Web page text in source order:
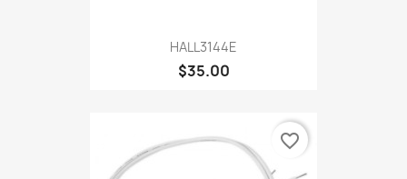
HALL3144E
$35.00
favorite_border